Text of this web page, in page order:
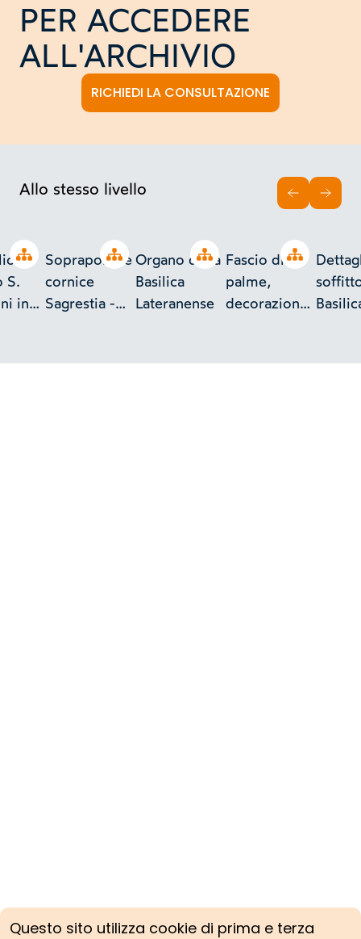
Questo sito utilizza cookie di prima e terza
PER ACCEDERE
ALL'ARCHIVIO
RICHIEDI LA CONSULTAZIONE
Allo stesso livello
Open tree
S.
in
Open tree
Sopraporta e
cornice
Sagrestia -
Open tree
Organo della
Basilica
Lateranense
Open tree
Fascio di
palme,
decorazione
INDIETRO